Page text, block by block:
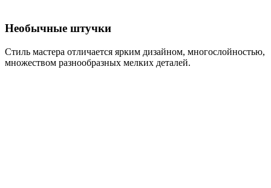
Необычные штучки
Стиль мастера отличается ярким дизайном, многослойностью,
множеством разнообразных мелких деталей.